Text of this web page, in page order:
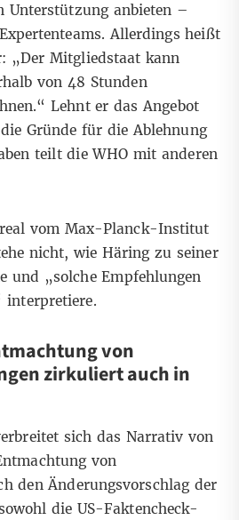
Unterstützung anbieten –
Allerdings heißt
„Der Mitgliedstaat kann
von 48 Stunden
Lehnt er das Angebot
Gründe für die Ablehnung
teilt die WHO mit anderen
vom Max-Planck-Institut
nicht, wie Häring zu seiner
und „solche Empfehlungen
interpretiere.
von
zirkuliert auch in
sich das Narrativ von
von
den Änderungsvorschlag der
die US-Faktencheck-